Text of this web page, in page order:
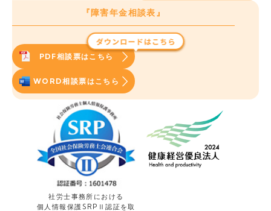
『障害年金相談表』
PDF相談票はこちら
WORD相談票はこちら
社労士事務所における
個人情報保護SRPⅡ認証を取